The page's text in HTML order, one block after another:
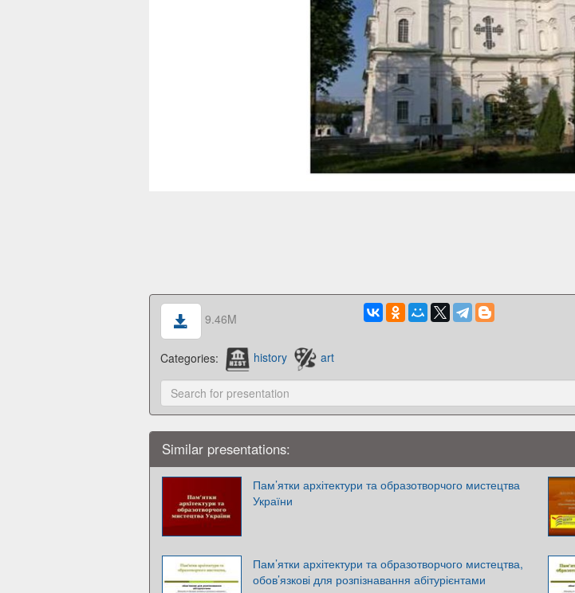
9.46M
Categories: history art
Similar presentations:
Пам’ятки архітектури та образотворчого мистецтва
України
Пам’ятки архітектури та образотворчого мистецтва,
обов’язкові для розпізнавання абітурієнтами